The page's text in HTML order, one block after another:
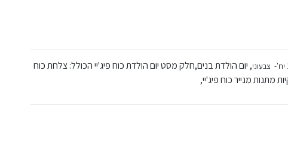
, יום הולדת בנים,חלק מסט יום הולדת כוח פיג'יי הכולל: צלחת כוח
מתנות מנייר כוח פיג'יי,